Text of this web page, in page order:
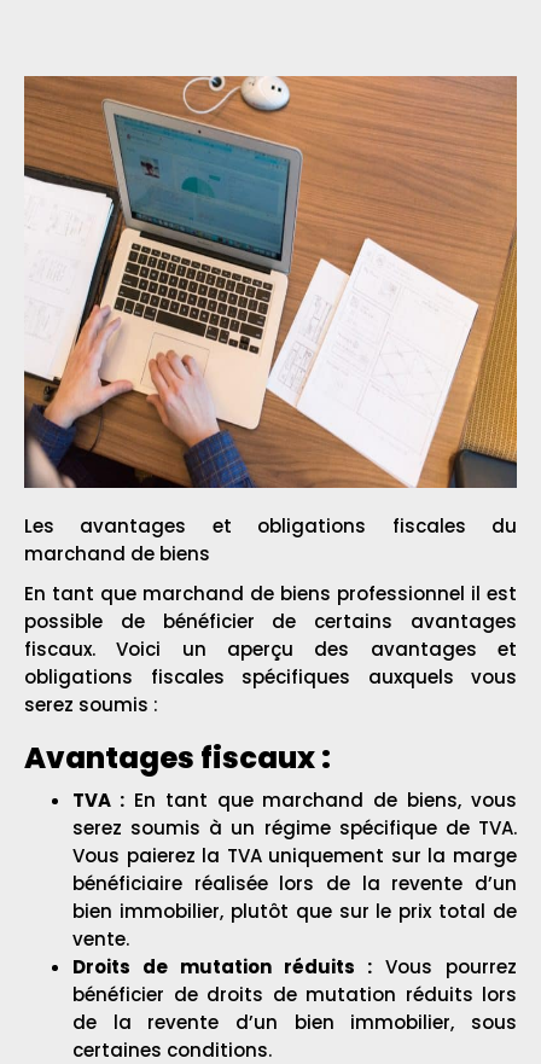
Les avantages et obligations fiscales du
marchand de biens
En tant que marchand de biens professionnel il est
possible de bénéficier de certains avantages
fiscaux. Voici un aperçu des avantages et
obligations fiscales spécifiques auxquels vous
serez soumis :
Avantages fiscaux :
TVA :En tant que marchand de biens, vous
serez soumis à un régime spécifique de TVA.
Vous paierez la TVA uniquement sur la marge
bénéficiaire réalisée lors de la revente d’un
bien immobilier, plutôt que sur le prix total de
vente.
Droits de mutation réduits : Vous pourrez
bénéficier de droits de mutation réduits lors
de la revente d’un bien immobilier, sous
certaines conditions.